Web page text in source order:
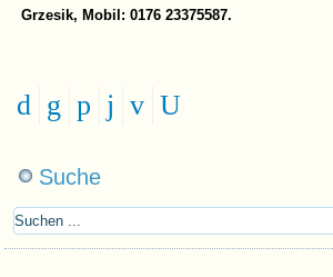
Grzesik, Mobil: 0176 23375587.
Suche